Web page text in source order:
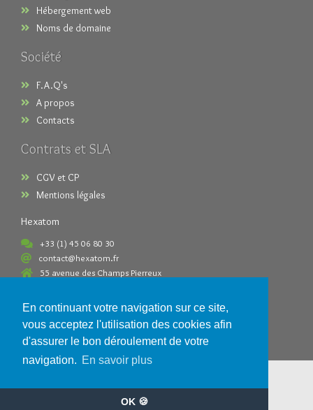
En continuant votre navigation sur ce site,
vous acceptez l'utilisation des cookies afin
d'assurer le bon déroulement de votre
navigation. En savoir plus
OK 🍪
Hébergement web
Noms de domaine
Société
F.A.Q's
A propos
Contacts
Contrats et SLA
CGV et CP
Mentions légales
Hexatom
+33 (1) 45 06 80 30
contact@hexatom.fr
55 avenue des Champs Pierreux
Paiements acceptés